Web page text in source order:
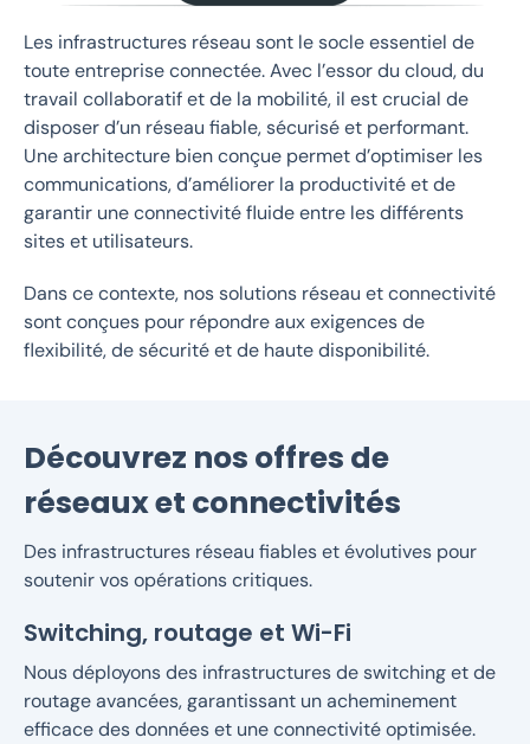
Les infrastructures réseau sont le socle essentiel de
toute entreprise connectée. Avec l’essor du cloud, du
travail collaboratif et de la mobilité, il est crucial de
disposer d’un réseau fiable, sécurisé et performant.
Une architecture bien conçue permet d’optimiser les
communications, d’améliorer la productivité et de
garantir une connectivité fluide entre les différents
sites et utilisateurs.
Dans ce contexte, nos solutions réseau et connectivité
sont conçues pour répondre aux exigences de
flexibilité, de sécurité et de haute disponibilité.
Découvrez nos offres de
réseaux et connectivités
Des infrastructures réseau fiables et évolutives pour
soutenir vos opérations critiques.
Switching, routage et Wi-Fi
Nous déployons des infrastructures de switching et de
routage avancées, garantissant un acheminement
efficace des données et une connectivité optimisée.